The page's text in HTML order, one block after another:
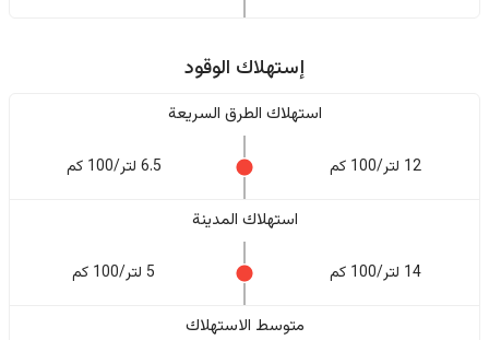
إستهلاك الوقود
استهلاك الطرق السريعة
12 لتر/100 كم 6.5 لتر/100 كم
استهلاك المدينة
14 لتر/100 كم 5 لتر/100 كم
متوسط الاستهلاك